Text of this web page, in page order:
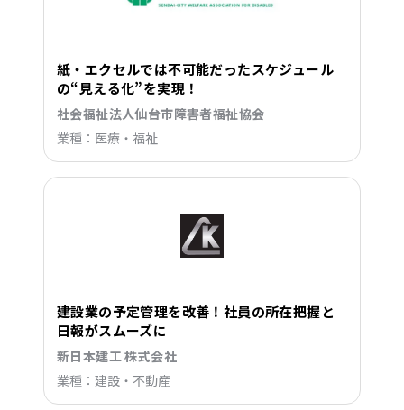
紙・エクセルでは不可能だったスケジュール
の“見える化”を実現！
社会福祉法人仙台市障害者福祉協会
業種：医療・福祉
建設業の予定管理を改善！社員の所在把握と
日報がスムーズに
新日本建工 株式会社
業種：建設・不動産